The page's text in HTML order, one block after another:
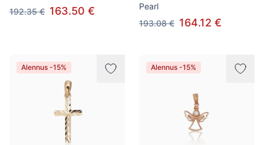
192.35 € 163.50 €
Pearl
193.08 € 164.12 €
Alennus -15% Alennus -15%